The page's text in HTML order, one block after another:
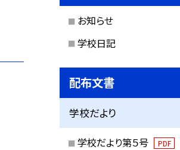
お知らせ
学校日記
配布文書
学校だより
学校だより第５号 PDF